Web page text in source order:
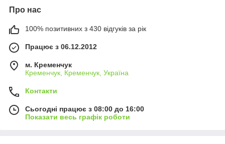
Про нас
100% позитивних з 430 відгуків за рік
Працює з 06.12.2012
м. Кременчук
Кременчук, Кременчук, Україна
Контакти
Сьогодні працює з 08:00 до 16:00
Показати весь графік роботи